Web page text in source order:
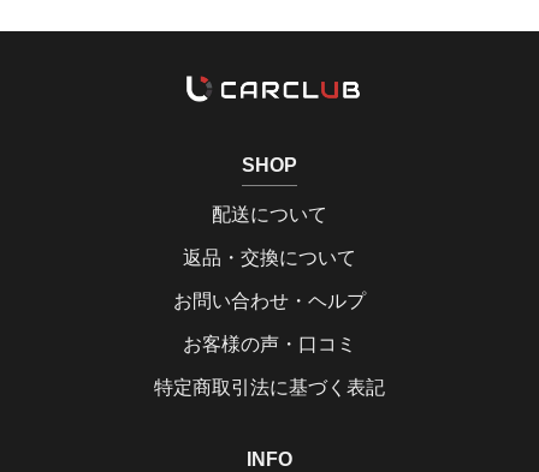
SHOP
配送について
返品・交換について
お問い合わせ・ヘルプ
お客様の声・口コミ
特定商取引法に基づく表記
INFO